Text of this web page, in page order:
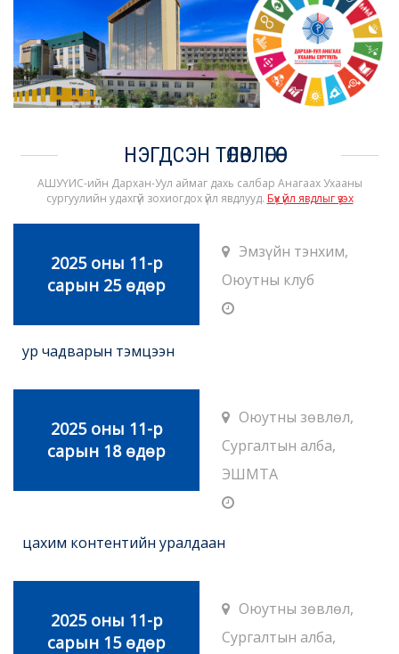
НЭГДСЭН ТӨЛӨВЛӨГӨӨ
АШУҮИС-ийн Дархан-Уул аймаг дахь салбар Анагаах Ухааны
сургуулийн удахгүй зохиогдох үйл явдлууд. Бүх үйл явдлыг үзэх
2025 оны 11-р
сарын 25 өдөр
Эмзүйн тэнхим,
Оюутны клуб
ур чадварын тэмцээн
2025 оны 11-р
сарын 18 өдөр
Оюутны зөвлөл,
Сургалтын алба,
ЭШМТА
цахим контентийн уралдаан
2025 оны 11-р
сарын 15 өдөр
Оюутны зөвлөл,
Сургалтын алба,